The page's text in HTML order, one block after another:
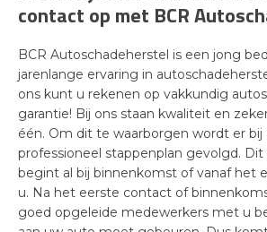
contact op met BCR
BCR Autoschadeherstel is een jong
jarenlange ervaring in
ons kunt u rekenen op vakkundig
garantie! Bij ons staan kwaliteit en
één. Om dit te waarborgen wordt er bij
professioneel stappenplan gevolgd. Dit
begint al bij binnenkomst of vanaf het
u. Na het eerste contact of
goed opgeleide medewerkers met u